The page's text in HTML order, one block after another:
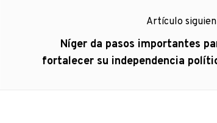
Artículo
Artículo
siguiente:
Níger da pasos importantes
fortalecer su independencia